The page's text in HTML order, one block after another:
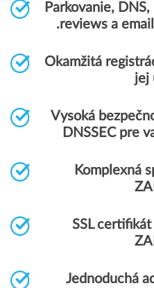
Parkovanie,
.reviews a
Okamžitá
jej
Vysoká
DNSSEC pre
Komplexná
SSL
Jednoduchá